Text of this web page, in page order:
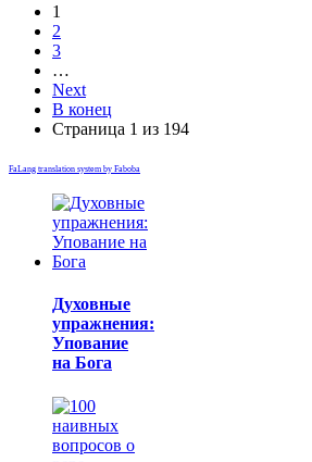
1
2
3
…
Next
В конец
Страница 1 из 194
FaLang translation system by Faboba
Духовные
упражнения:
Упование
на Бога